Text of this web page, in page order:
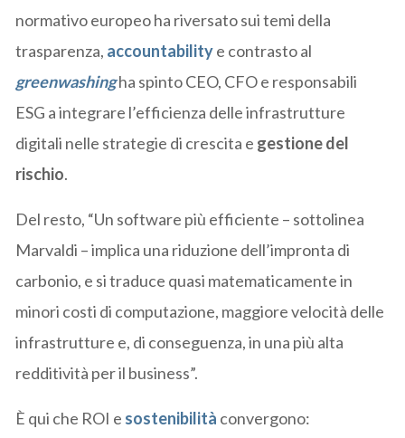
normativo europeo ha riversato sui temi della
trasparenza, accountabilitye contrasto al
greenwashingha spinto CEO, CFO e responsabili
ESG a integrare l’efficienza delle infrastrutture
digitali nelle strategie di crescita e gestione del
rischio.
Del resto, “Un software più efficiente – sottolinea
Marvaldi – implica una riduzione dell’impronta di
carbonio, e si traduce quasi matematicamente in
minori costi di computazione, maggiore velocità delle
infrastrutture e, di conseguenza, in una più alta
redditività per il business”.
È qui che ROI e sostenibilità convergono: